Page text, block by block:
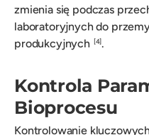
zmienia się podczas
laboratoryjnych do
produkcyjnych
[4].
Kontrola
Bioprocesu
Kontrolowanie